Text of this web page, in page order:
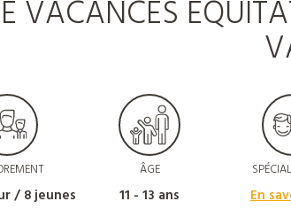
VACANCES
/ 8 jeunes
ÂGE
11 - 13 ans En